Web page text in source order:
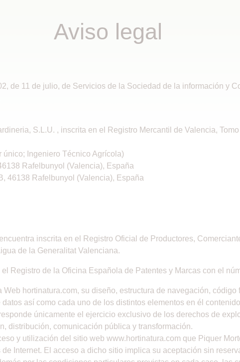
Aviso legal
de 11 de julio, de Servicios de la Sociedad de la información y
S.L.U. , inscrita en el Registro Mercantil de Valencia,
Ingeniero Técnico Agrícola)
Rafelbunyol (Valencia), España
46138 Rafelbunyol (Valencia), España
inscrita en el Registro Oficial de Productores,
de la Generalitat Valenciana.
Registro de la Oficina Española de Patentes y Marcas con el
Web hortinatura.com, su diseño, estructura de navegación,
así como cada uno de los distintos elementos en él
únicamente el ejercicio exclusivo de los derechos de
distribución, comunicación pública y transformación.
y utilización del sitio web www.hortinatura.com que Piquer
Internet. El acceso a dicho sitio implica su aceptación sin